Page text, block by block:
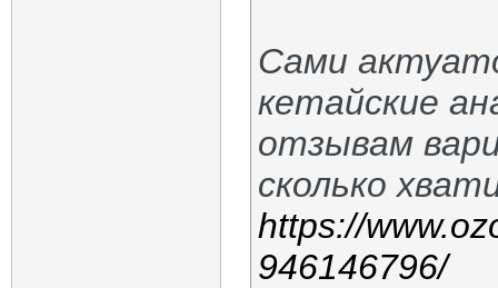
Сами
кетайские
отзывам
сколько
https://
946146796/